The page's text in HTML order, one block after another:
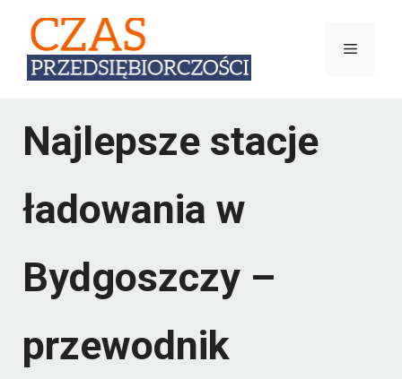
Przejdź
treści
Menu
Najlepsze stacje
ładowania w
Bydgoszczy –
przewodnik